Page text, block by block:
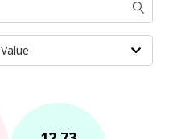
Value